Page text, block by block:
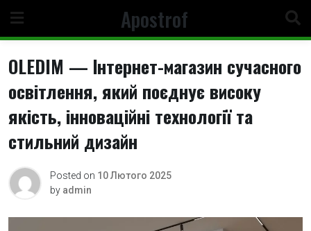
content
Apostrof
OLEDIM — Інтернет-магазин сучасного
освітлення, який поєднує високу
якість, інноваційні технології та
стильний дизайн
Posted on 10 Лютого 2025
by admin